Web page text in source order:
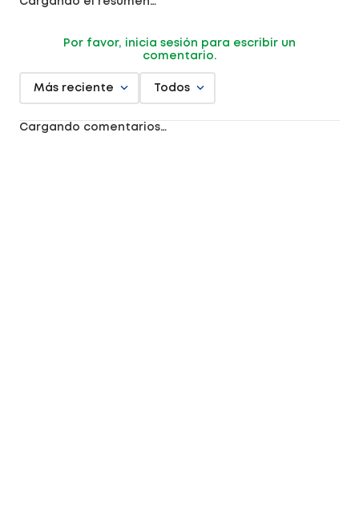
Por favor, inicia sesión para escribir un
comentario.
Más reciente Todos
Cargando comentarios…